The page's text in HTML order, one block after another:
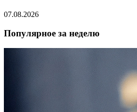
07.08.2026
Популярное за неделю